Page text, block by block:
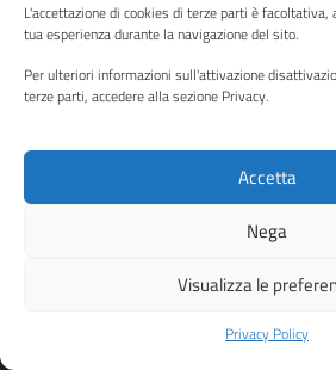
L'accettazione di cookies di terze parti è
tua esperienza durante la navigazione del sito.
Per ulteriori informazioni sull'attivazione
terze parti, accedere alla sezione Privacy.
Accetta
Nega
Visualizza le
Privacy Policy
Piano di miglioramento del sito
Instagram